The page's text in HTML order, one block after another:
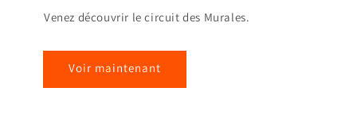
Venez découvrir le circuit des Murales.
Voir maintenant